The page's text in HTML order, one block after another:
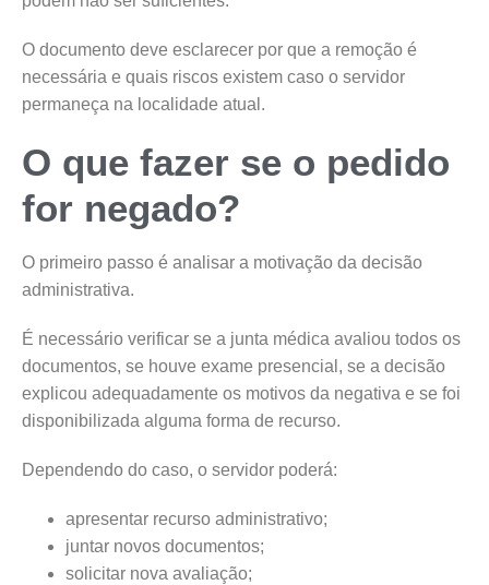
O documento deve esclarecer por que a remoção é
necessária e quais riscos existem caso o servidor
permaneça na localidade atual.
O que fazer se o pedido
for negado?
O primeiro passo é analisar a motivação da decisão
administrativa.
É necessário verificar se a junta médica avaliou todos os
documentos, se houve exame presencial, se a decisão
explicou adequadamente os motivos da negativa e se foi
disponibilizada alguma forma de recurso.
Dependendo do caso, o servidor poderá:
apresentar recurso administrativo;
juntar novos documentos;
solicitar nova avaliação;